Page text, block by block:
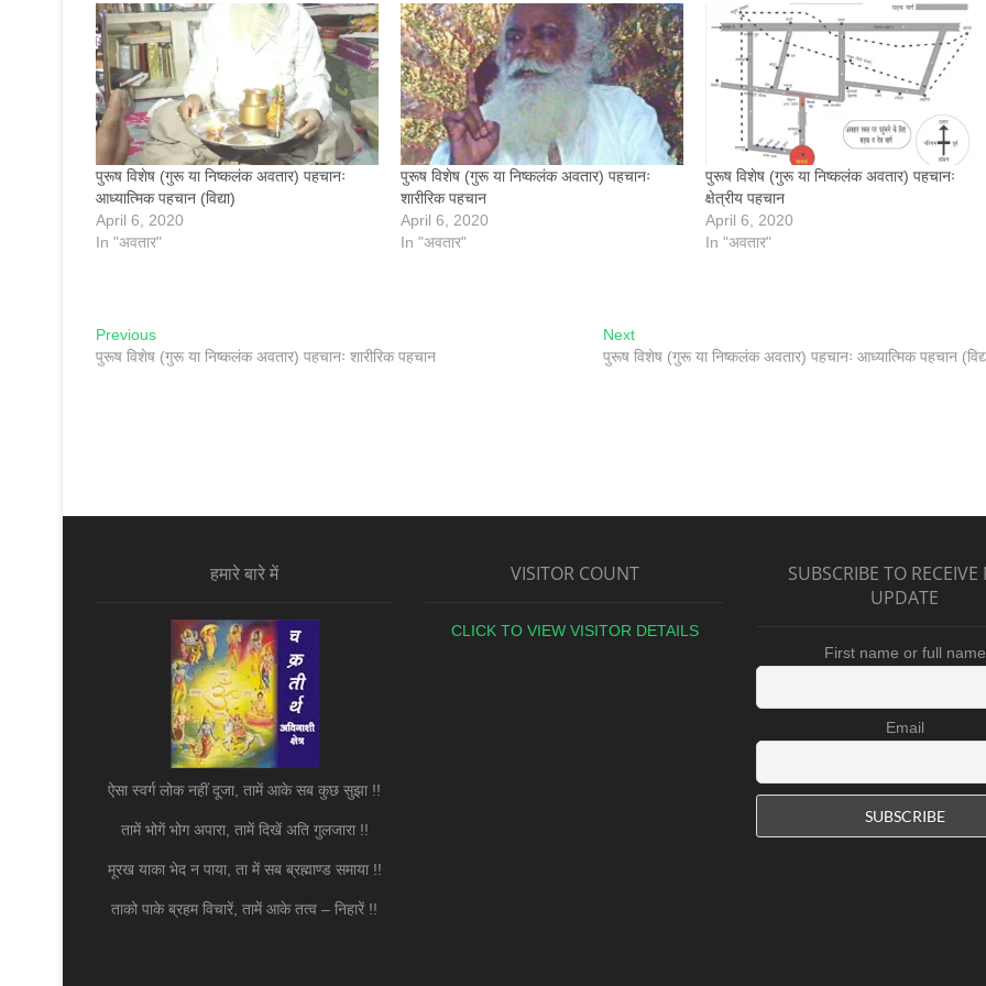
पुरूष विशेष (गुरू या निष्कलंक अवतार) पहचानः
आध्यात्मिक पहचान (विद्या)
April 6, 2020
In "अवतार"
पुरूष विशेष (गुरू या निष्कलंक अवतार) पहचानः
शारीरिक पहचान
April 6, 2020
In "अवतार"
पुरूष विशेष (गुरू या निष्कलंक अवतार) पहचानः
क्षेत्रीय पहचान
April 6, 2020
In "अवतार"
Post
navigation
PreviousPrevious
post:
पुरूष विशेष (गुरू या निष्कलंक अवतार) पहचानः शारीरिक पहचान
NextNext
post:
पुरूष विशेष (गुरू या निष्कलंक अवतार) पहचानः आध्यात्मिक पहचान
हमारे बारे में
ऐसा स्वर्ग लोक नहीं दूजा, तामें आके सब कुछ सुझा !!
तामें भोगें भोग अपारा, तामें दिखें अति गुलजारा !!
मूरख याका भेद न पाया, ता में सब ब्रह्माण्ड समाया !!
ताको पाके ब्रहम विचारें, तामें आके तत्व – निहारें !!
VISITOR COUNT
CLICK TO VIEW VISITOR DETAILS
SUBSCRIBE TO RECEIVE
UPDATE
First name or full name
Email